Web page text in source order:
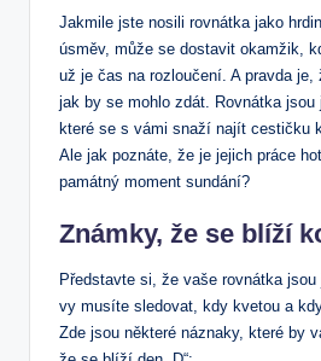
Jakmile jste nosili rovnátka jako
úsměv, může se dostavit okamžik,
už je čas na rozloučení. A pravda je,
jak by se mohlo zdát. Rovnátka jsou
které se s vámi snaží najít cestičku
Ale jak poznáte, že je jejich práce
památný moment sundání?
Známky, že se blíží
Představte si, že vaše rovnátka
vy musíte sledovat, kdy kvetou a
Zde jsou některé náznaky, které by